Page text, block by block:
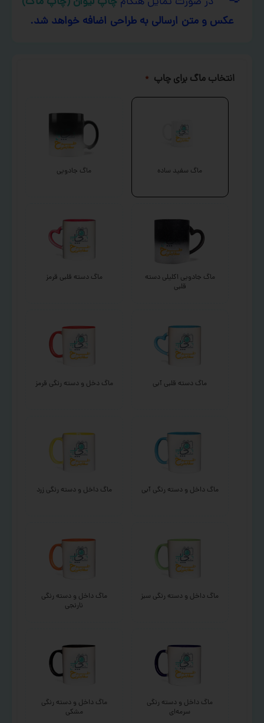
عکس و متن ارسالی به طراحی اضافه خواهد شد.
انتخاب ماگ برای چاپ *
ماگ سفید ساده ماگ جادویی
ماگ جادویی اکلیلی دسته
قلبی
ماگ دسته قلبی قرمز
ماگ دسته قلبی آبی ماگ دخل و دسته رنگی قرمز
ماگ داخل و دسته رنگی آبی ماگ داخل و دسته رنگی زرد
ماگ داخل و دسته رنگی سبز
ماگ داخل و دسته رنگی
نارنجی
ماگ داخل و دسته رنگی
سرمه‌ای
ماگ داخل و دسته رنگی
مشکی